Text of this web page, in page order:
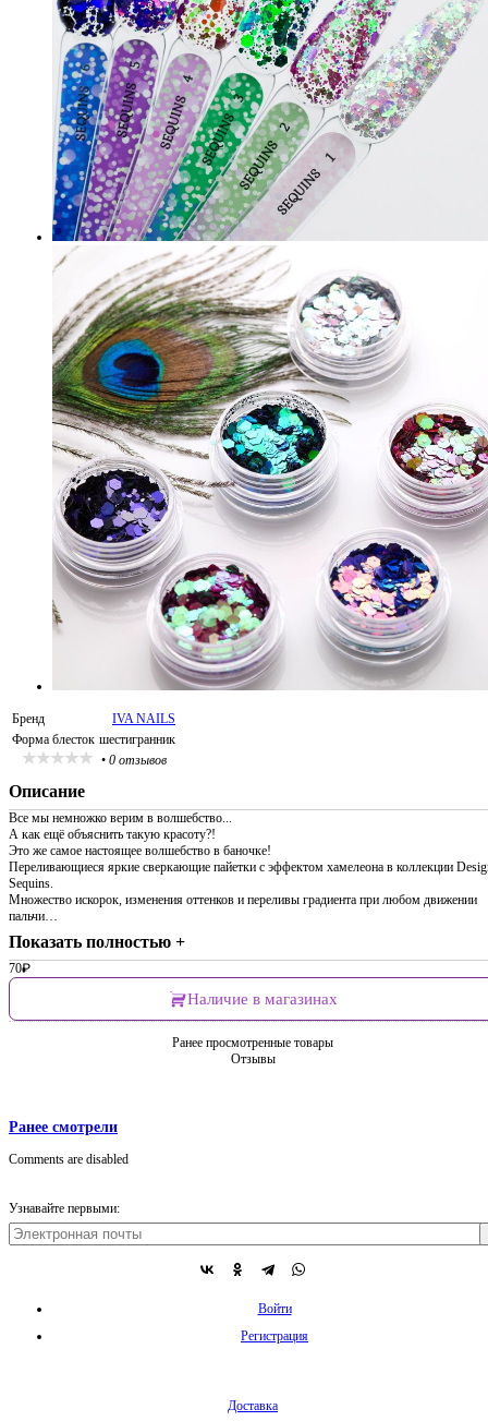
Бренд
IVA NAILS
Форма блесток шестигранник
• 0 отзывов
Описание
Все мы немножко верим в волшебство...
А как ещё объяснить такую красоту?!
Это же самое настоящее волшебство в баночке!
Переливающиеся яркие сверкающие пайетки с эффектом хамелеона в коллекции
Sequins.
Множество искорок, изменения оттенков и переливы градиента при любом движении
пальчи…
Показать полностью +
70₽
Наличие в магазинах
Ранее просмотренные товары
Отзывы
Ранее смотрели
Comments are disabled
Узнавайте первыми:
Войти
Регистрация
Доставка